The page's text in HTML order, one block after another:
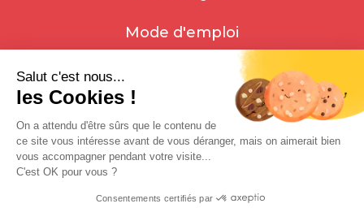
Salut c'est nous...
les Cookies !
On a attendu d'être sûrs que le contenu de
ce site vous intéresse avant de vous déranger, mais on aimerait bien
vous accompagner pendant votre visite...
C'est OK pour vous ?
Consentements certifiés par
Mode d'emploi
Restons connectés
Facebook
Twitter